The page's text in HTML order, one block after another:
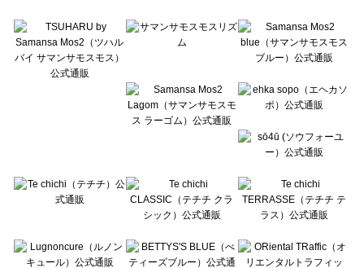
Lugnoncure（ルノンキュール）の一覧
BETTY'S BLUE（べティーズブルー）の一覧
Wpc.（ワールドパーティー）の一覧